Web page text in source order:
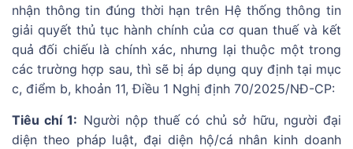
nhận thông tin đúng thời hạn trên Hệ thống thông tin
giải quyết thủ tục hành chính của cơ quan thuế và kết
quả đối chiếu là chính xác, nhưng lại thuộc một trong
các trường hợp sau, thì sẽ bị áp dụng quy định tại mục
c, điểm b, khoản 11, Điều 1 Nghị định 70/2025/NĐ-CP:
Tiêu chí 1: Người nộp thuế có chủ sở hữu, người đại
diện theo pháp luật, đại diện hộ/cá nhân kinh doanh